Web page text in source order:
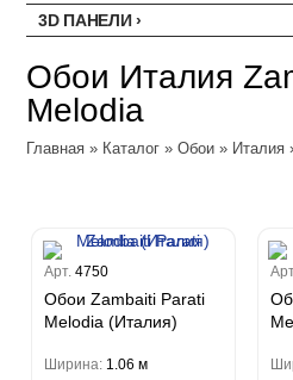
Erismann
Артекс
Ateliero
Милласа
Ambient
Ambient Vol.2
Amsterdam
Classic Estate
Artsimple
Geometry
NC (Эн Си)
Zambaiti Parati
Canova
Trussardi 7
Ремонтный флизелин
Перфект
3D ПАНЕЛИ
Панели под покраску
Цветные панели
Обои Италия
Melodia
Главная » Каталог »Обои » Италия
Арт.4750
Обои Zambaiti Parati
Melodia (Италия)
Ширина: 1.06 м